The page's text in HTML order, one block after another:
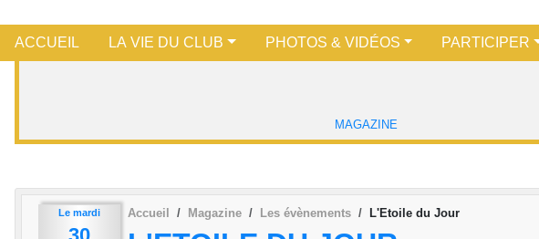
ACCUEIL LA VIE DU CLUB PHOTOS & VIDÉOS PARTICIPER
MAGAZINE
Le mardi Accueil Magazine Les évènements L'Etoile du Jour